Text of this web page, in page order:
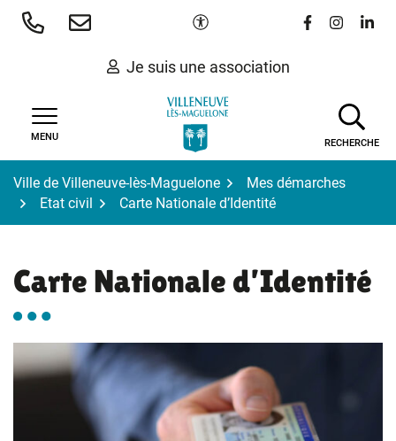
Aller
Paramètres d'accessibilité
Lien vers le
Lien vers
Lien
Je suis une association
MENU
RECHERCHE
Ville de Villeneuve-lès-Maguelone
Mes démarches
Etat civil
Carte Nationale d’Identité
Carte Nationale d’Identité